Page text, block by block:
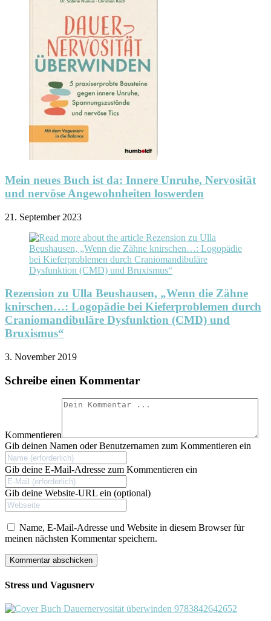
Mein neues Buch ist da: Innere Unruhe, Nervosität
und nervöse Angewohnheiten loswerden
21. September 2023
Rezension zu Ulla Beushausen, „Wenn die Zähne
knirschen…: Logopädie bei Kieferproblemen durch
Craniomandibuläre Dysfunktion (CMD) und
Bruxismus“
3. November 2019
Schreibe einen Kommentar
Kommentieren
Gib deinen Namen oder Benutzernamen zum Kommentieren ein
Gib deine E-Mail-Adresse zum Kommentieren ein
Gib deine Website-URL ein (optional)
Name, E-Mail-Adresse und Website in diesem Browser für
meinen nächsten Kommentar speichern.
Stress und Vagusnerv